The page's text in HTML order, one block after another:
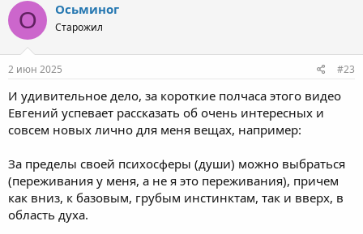
О Осьминог
Старожил
2 июн 2025 #23
И удивительное дело, за короткие полчаса этого видео
Евгений успевает рассказать об очень интересных и
совсем новых лично для меня вещах, например:
За пределы своей психосферы (души) можно выбраться
(переживания у меня, а не я это переживания), причем
как вниз, к базовым, грубым инстинктам, так и вверх, в
область духа.